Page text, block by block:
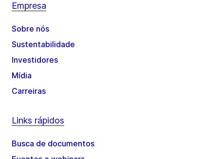
Empresa
Sobre nós
Sustentabilidade
Investidores
Mídia
Carreiras
Links rápidos
Busca de documentos